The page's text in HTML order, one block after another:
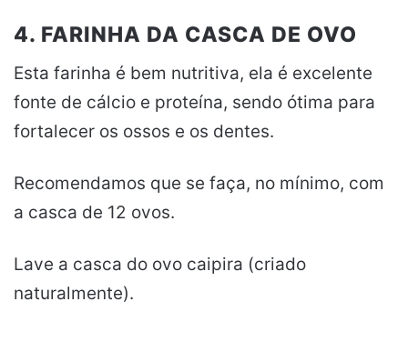
4. FARINHA DA CASCA DE OVO
Esta farinha é bem nutritiva, ela é excelente
fonte de cálcio e proteína, sendo ótima para
fortalecer os ossos e os dentes.
Recomendamos que se faça, no mínimo, com
a casca de 12 ovos.
Lave a casca do ovo caipira (criado
naturalmente).